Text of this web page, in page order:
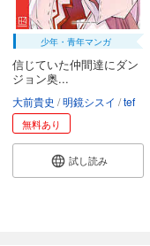
少年・青年マンガ
信じていた仲間達にダン
ジョン奥...
大前貴史 明鏡シスイ tef
無料あり
試し読み